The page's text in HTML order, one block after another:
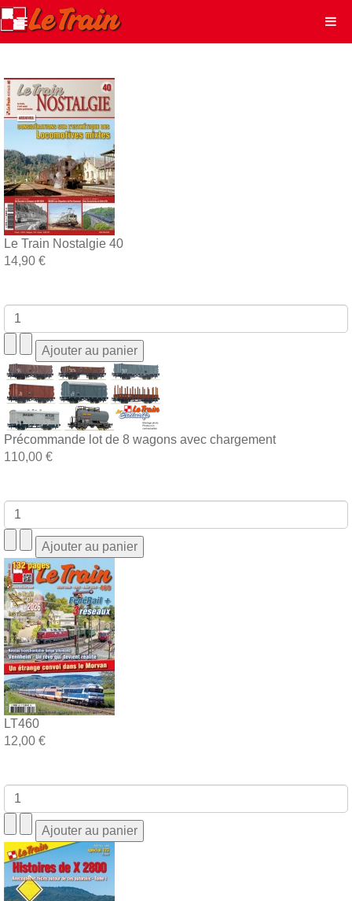
Le Train Nostalgie 40
14,90 €
Précommande lot de 8 wagons avec chargement
110,00 €
LT460
12,00 €